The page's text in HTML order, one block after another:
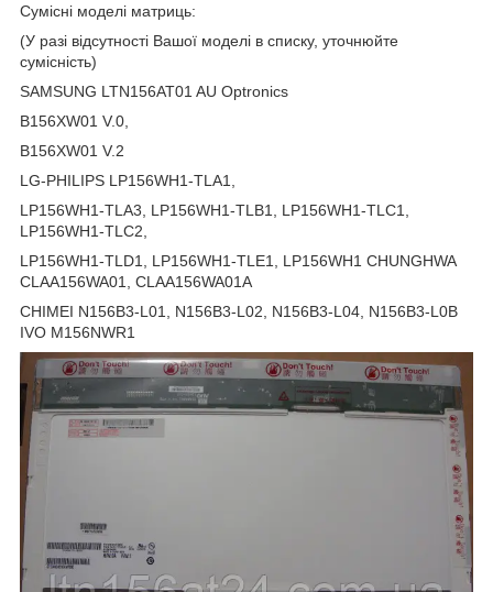
Сумісні моделі матриць:
(У разі відсутності Вашої моделі в списку, уточнюйте
сумісність)
SAMSUNG LTN156AT01 AU Optronics
B156XW01 V.0,
B156XW01 V.2
LG-PHILIPS LP156WH1-TLA1,
LP156WH1-TLA3, LP156WH1-TLB1, LP156WH1-TLC1,
LP156WH1-TLC2,
LP156WH1-TLD1, LP156WH1-TLE1, LP156WH1 CHUNGHWA
CLAA156WA01, CLAA156WA01A
CHIMEI N156B3-L01, N156B3-L02, N156B3-L04, N156B3-L0B
IVO M156NWR1